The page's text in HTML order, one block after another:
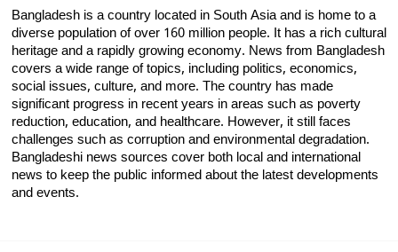
Bangladesh is a country located in South Asia and is home to a
diverse population of over 160 million people. It has a rich cultural
heritage and a rapidly growing economy. News from Bangladesh
covers a wide range of topics, including politics, economics,
social issues, culture, and more. The country has made
significant progress in recent years in areas such as poverty
reduction, education, and healthcare. However, it still faces
challenges such as corruption and environmental degradation.
Bangladeshi news sources cover both local and international
news to keep the public informed about the latest developments
and events.